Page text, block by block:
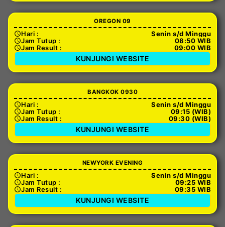
OREGON 09
Hari :
Senin s/d Minggu
Jam Tutup :
08:50 WIB
Jam Result :
09:00 WIB
KUNJUNGI WEBSITE
BANGKOK 0930
Hari :
Senin s/d Minggu
Jam Tutup :
09:15 (WIB)
Jam Result :
09:30 (WIB)
KUNJUNGI WEBSITE
NEWYORK EVENING
Hari :
Senin s/d Minggu
Jam Tutup :
09:25 WIB
Jam Result :
09:35 WIB
KUNJUNGI WEBSITE